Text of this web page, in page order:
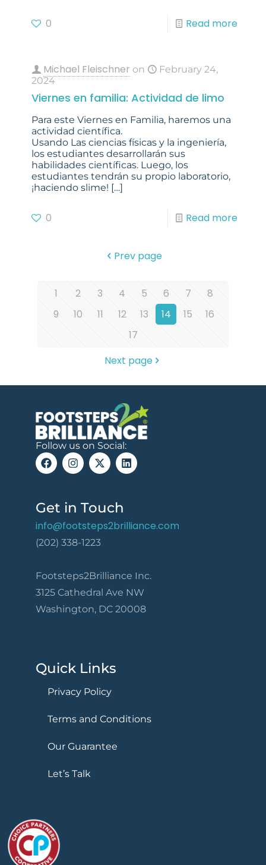
0 Read more
Michael Fleischner on
February 24,
2024
Viernes en familia: Actividad de limo
Para este Viernes en Familia, haremos una
actividad científica.
Usando Las ciencias físicas y la ingeniería,
los estudiantes desarrollarán sus
habilidades científicas. Luego, los
estudiantes tendrán su propio laboratorio,
¡haciendo slime! […]
0 Read more
Prev page
1 2 3 4 5 6 7
8
9
10 11 12 13 14 15
16
17
Next page
Follow us on Social:
Get in Touch
info@footsteps2brilliance.com
(202) 338-1223
Footsteps2Brilliance Inc.
3125 Cathedral Ave NW
Washington, DC 20008
Quick Links
Privacy Policy
Terms and Conditions
Our Guarantee
Let’s Talk